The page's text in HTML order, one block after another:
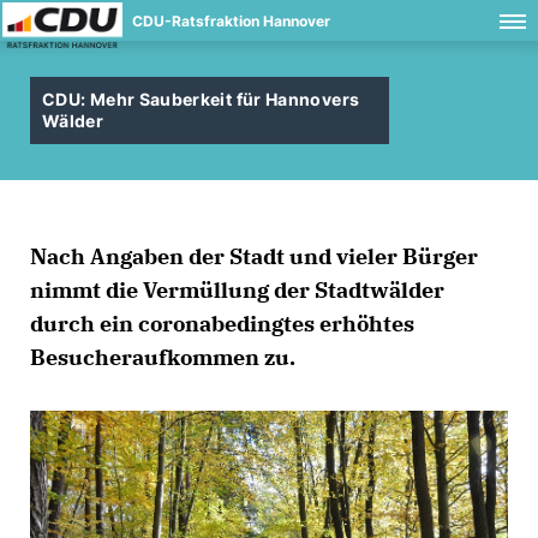
CDU-Ratsfraktion Hannover
CDU: Mehr Sauberkeit für Hannovers
Wälder
Nach Angaben der Stadt und vieler Bürger
nimmt die Vermüllung der Stadtwälder
durch ein coronabedingtes erhöhtes
Besucheraufkommen zu.